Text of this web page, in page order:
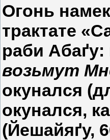
Огонь
трактате
раби
возьмут
окунался
окунался,
(Йешайяґу,